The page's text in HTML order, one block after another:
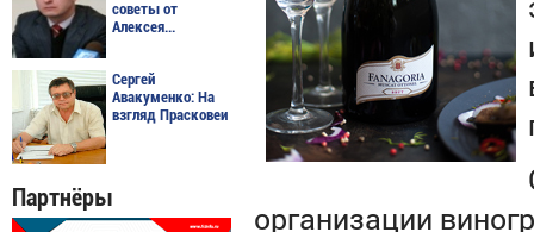
советы от
Алексея...
Сергей
Авакуменко: На
взгляд Прасковеи
Партнёры
организации